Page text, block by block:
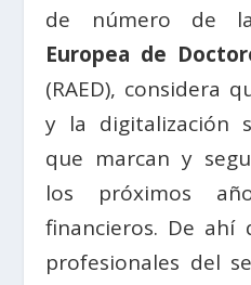
de número de
Europea de
(RAED), considera
y la digitalización
que marcan y
los próximos
financieros. De ahí
profesionales del